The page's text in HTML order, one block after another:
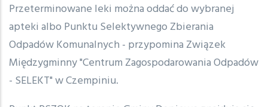
Przeterminowane leki można oddać do wybranej
apteki albo Punktu Selektywnego Zbierania
Odpadów Komunalnych - przypomina Związek
Międzygminny "Centrum Zagospodarowania Odpadów
- SELEKT" w Czempiniu.